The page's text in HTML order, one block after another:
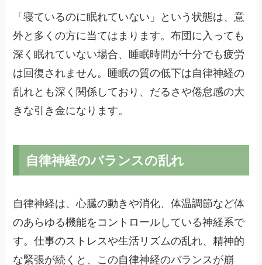
「寝ているのに眠れていない」という状態は、意
外と多くの方に当てはまります。布団に入っても
深く眠れていない場合、睡眠時間が十分でも疲労
は回復されません。睡眠の質の低下は自律神経の
乱れとも深く関係しており、だるさや倦怠感の大
きな引き金になります。
自律神経のバランスの乱れ
自律神経は、心臓の動きや消化、体温調節など体
のあらゆる機能をコントロールしている神経系で
す。仕事のストレスや生活リズムの乱れ、精神的
な緊張が続くと、この自律神経のバランスが崩